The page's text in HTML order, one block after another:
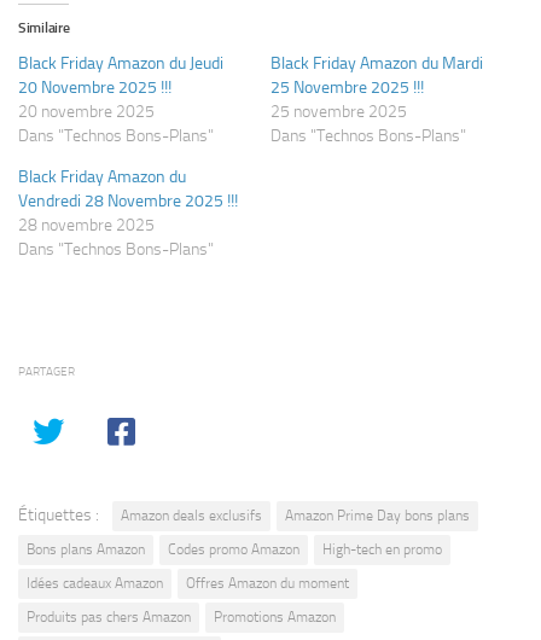
Similaire
Black Friday Amazon du Jeudi
20 Novembre 2025 !!!
20 novembre 2025
Dans "Technos Bons-Plans"
Black Friday Amazon du Mardi
25 Novembre 2025 !!!
25 novembre 2025
Dans "Technos Bons-Plans"
Black Friday Amazon du
Vendredi 28 Novembre 2025 !!!
28 novembre 2025
Dans "Technos Bons-Plans"
PARTAGER
Étiquettes : Amazon deals exclusifs
Amazon Prime Day bons plans
Bons plans Amazon
Codes promo Amazon
High-tech en promo
Idées cadeaux Amazon
Offres Amazon du moment
Produits pas chers Amazon
Promotions Amazon